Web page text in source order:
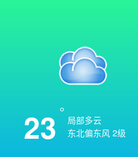
23
局部多云
东北偏东风 2级